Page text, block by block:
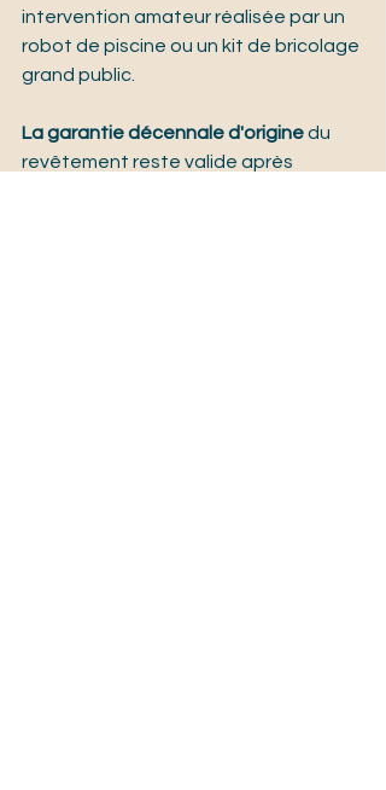
intervention amateur réalisée par un
robot de piscine ou un kit de bricolage
grand public.
La garantie décennale d'origine du
revêtement reste valide après